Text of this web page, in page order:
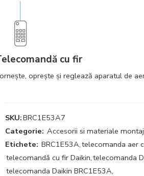
cu fir
opreşte şi reglează aparatul de
SKU:BRC1E53A7
Categorie: Accesorii si materiale montaj
Etichete: BRC1E53A,telecomanda aer
telecomandă cu fir Daikin,telecomanda
telecomanda Daikin BRC1E53A,